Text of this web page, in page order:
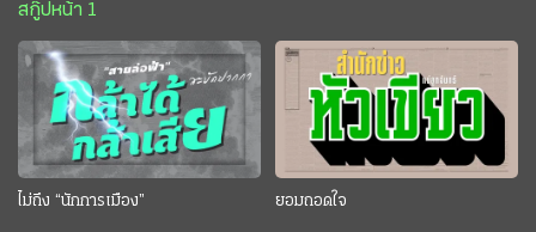
สกู๊ปหน้า 1
ไม่ถึง “นักการเมือง” ยอมถอดใจ